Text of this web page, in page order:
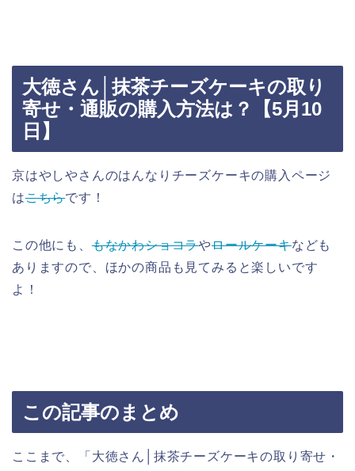
大徳さん│抹茶チーズケーキの取り
寄せ・通販の購入方法は？【5月10
日】
京はやしやさんのはんなりチーズケーキの購入ページ
はこちらです！
この他にも、もなかわショコラやロールケーキなども
ありますので、ほかの商品も見てみると楽しいです
よ！
この記事のまとめ
ここまで、「大徳さん│抹茶チーズケーキの取り寄せ・